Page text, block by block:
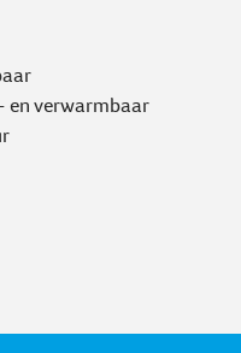
en verwarmbaar